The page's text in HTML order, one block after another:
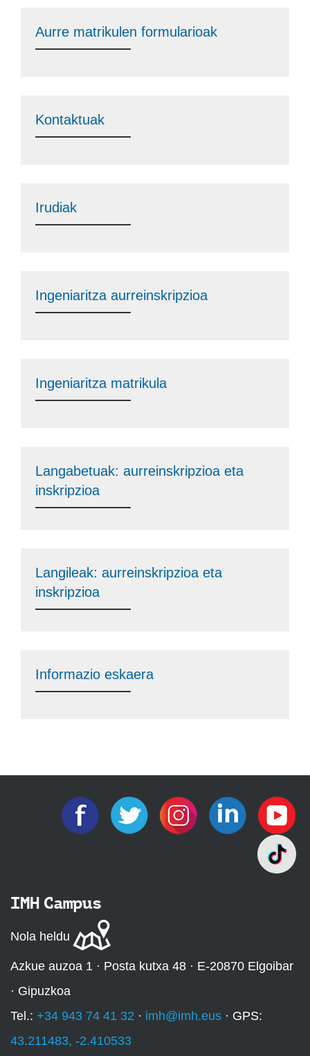
Aurre matrikulen formularioak
Kontaktuak
Irudiak
Ingeniaritza aurreinskripzioa
Ingeniaritza matrikula
Langabetuak: aurreinskripzioa eta
inskripzioa
Langileak: aurreinskripzioa eta
inskripzioa
Informazio eskaera
IMH Campus
Nola heldu
Azkue auzoa 1 · Posta kutxa 48 · E-20870 Elgoibar
· Gipuzkoa
Tel.: +34 943 74 41 32 · imh@imh.eus · GPS:
43.211483, -2.410533